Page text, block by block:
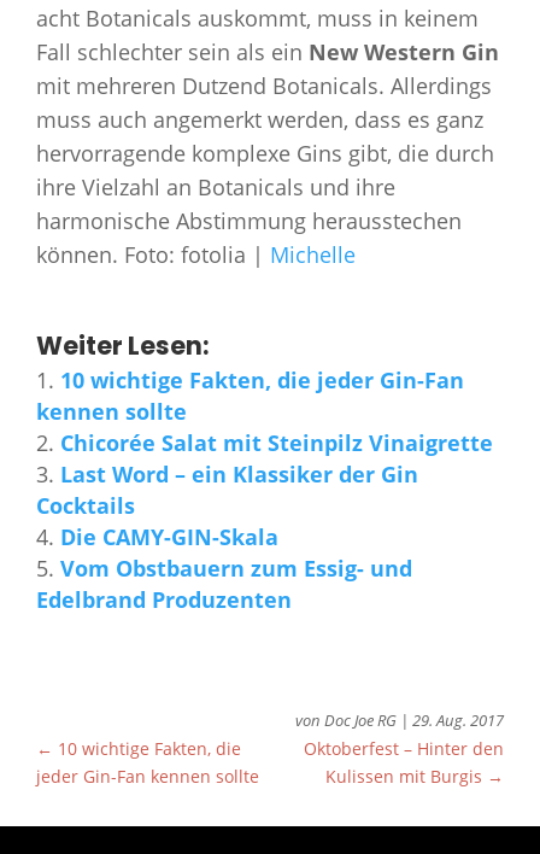
acht Botanicals auskommt, muss in keinem
Fall schlechter sein als ein New Western Gin
mit mehreren Dutzend Botanicals. Allerdings
muss auch angemerkt werden, dass es ganz
hervorragende komplexe Gins gibt, die durch
ihre Vielzahl an Botanicals und ihre
harmonische Abstimmung herausstechen
können. Foto: fotolia | Michelle
Weiter Lesen:
10 wichtige Fakten, die jeder Gin-Fan
kennen sollte
Chicorée Salat mit Steinpilz Vinaigrette
Last Word – ein Klassiker der Gin
Cocktails
Die CAMY-GIN-Skala
Vom Obstbauern zum Essig- und
Edelbrand Produzenten
von Doc Joe RG | 29. Aug. 2017
← 10 wichtige Fakten, die
jeder Gin-Fan kennen sollte
Oktoberfest – Hinter den
Kulissen mit Burgis →